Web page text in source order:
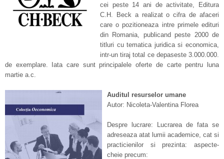
cei peste 14 ani de activitate, Editura
C.H. Beck a realizat o cifra de afaceri
care o pozitioneaza intre primele edituri
din Romania, publicand peste 2000 de
titluri cu tematica juridica si economica,
intr-un tiraj total ce depaseste 3.000.000.
de exemplare. Iata care sunt principalele oferte de carte pentru luna
martie a.c.
Auditul resurselor umane
Autor: Nicoleta-Valentina Florea
Despre lucrare: Lucrarea de fata se
adreseaza atat lumii academice, cat si
practicienilor si prezinta: aspecte-
cheie precum: